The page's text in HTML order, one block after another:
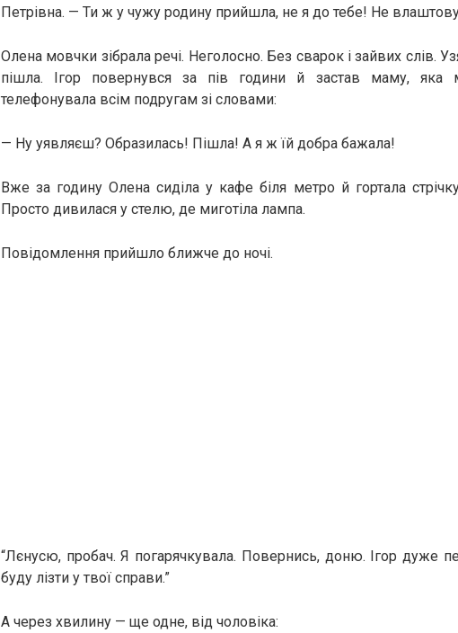
Петрівна. — Ти ж у чужу родину прийшла, не я до тебе! Не
Олена мовчки зібрала речі. Неголосно. Без сварок і зайвих слів.
пішла. Ігор повернувся за пів години й застав маму, яка
телефонувала всім подругам зі словами:
— Ну уявляєш? Образилась! Пішла! А я ж їй добра бажала!
Вже за годину Олена сиділа у кафе біля метро й гортала
Просто дивилася у стелю, де миготіла лампа.
Повідомлення прийшло ближче до ночі.
“Лєнусю, пробач. Я погарячкувала. Повернись, доню. Ігор дуже
буду лізти у твої справи.”
А через хвилину — ще одне, від чоловіка: